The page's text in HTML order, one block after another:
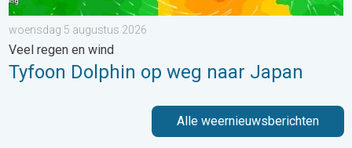
woensdag 5 augustus 2026
Veel regen en wind
Tyfoon Dolphin op weg naar Japan
Alle weernieuwsberichten